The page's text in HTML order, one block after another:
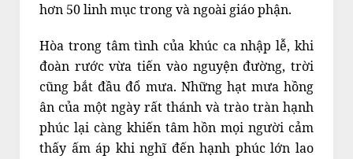
hơn 50 linh mục trong và ngoài giáo phận.
Hòa trong tâm tình của khúc ca nhập lễ, khi
đoàn rước vừa tiến vào nguyện đường, trời
cũng bắt đầu đổ mưa. Những hạt mưa hồng
ân của một ngày rất thánh và trào tràn hạnh
phúc lại càng khiến tâm hồn mọi người cảm
thấy ấm áp khi nghĩ đến hạnh phúc lớn lao